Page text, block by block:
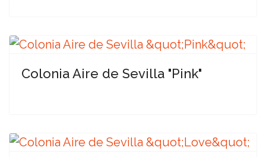
Colonia Aire de Sevilla "Pink"